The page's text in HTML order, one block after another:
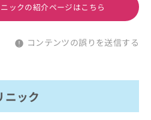
ックの紹介ページはこちら
コンテンツの誤りを送信する
ニック